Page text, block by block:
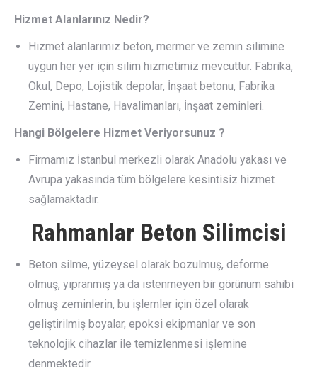
Hizmet Alanlarınız Nedir?
Hizmet alanlarımız beton, mermer ve zemin silimine
uygun her yer için silim hizmetimiz mevcuttur. Fabrika,
Okul, Depo, Lojistik depolar, İnşaat betonu, Fabrika
Zemini, Hastane, Havalimanları, İnşaat zeminleri.
Hangi Bölgelere Hizmet Veriyorsunuz ?
Firmamız İstanbul merkezli olarak Anadolu yakası ve
Avrupa yakasında tüm bölgelere kesintisiz hizmet
sağlamaktadır.
Rahmanlar Beton Silimcisi
Beton silme, yüzeysel olarak bozulmuş, deforme
olmuş, yıpranmış ya da istenmeyen bir görünüm sahibi
olmuş zeminlerin, bu işlemler için özel olarak
geliştirilmiş boyalar, epoksi ekipmanlar ve son
teknolojik cihazlar ile temizlenmesi işlemine
denmektedir.